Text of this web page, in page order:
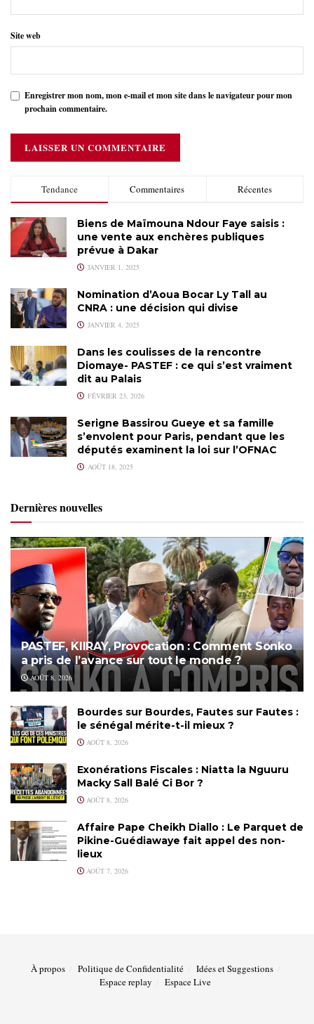
Site web
Enregistrer mon nom, mon e-mail et mon site dans le navigateur pour mon
prochain commentaire.
Tendance Commentaires Récentes
Biens de Maïmouna Ndour Faye saisis :
une vente aux enchères publiques
prévue à Dakar
JANVIER 1, 2025
Nomination d’Aoua Bocar Ly Tall au
CNRA : une décision qui divise
JANVIER 4, 2025
Dans les coulisses de la rencontre
Diomaye- PASTEF : ce qui s’est vraiment
dit au Palais
FÉVRIER 23, 2026
Serigne Bassirou Gueye et sa famille
s’envolent pour Paris, pendant que les
députés examinent la loi sur l’OFNAC
AOÛT 18, 2025
Dernières nouvelles
PASTEF, KIIRAY, Provocation : Comment Sonko
a pris de l’avance sur tout le monde ?
AOÛT 8, 2026
Bourdes sur Bourdes, Fautes sur Fautes :
le sénégal mérite-t-il mieux ?
AOÛT 8, 2026
Exonérations Fiscales : Niatta la Nguuru
Macky Sall Balé Ci Bor ?
AOÛT 8, 2026
Affaire Pape Cheikh Diallo : Le Parquet de
Pikine-Guédiawaye fait appel des non-
lieux
AOÛT 7, 2026
À propos Politique de Confidentialité
Idées et Suggestions
Espace replay
Espace Live